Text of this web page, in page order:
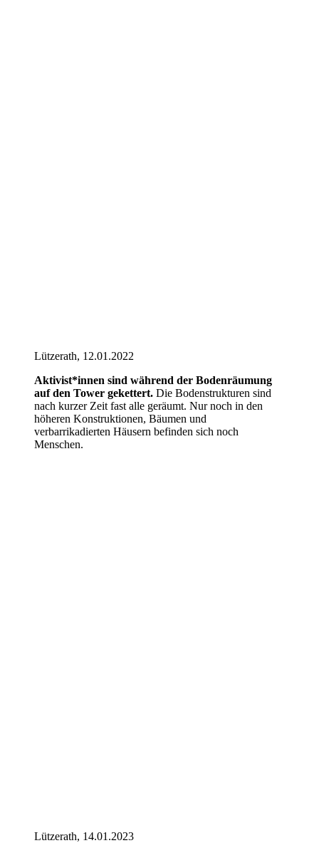
Lützerath, 12.01.2022
Aktivist*innen sind während der Bodenräumung
auf den Tower gekettert. Die Bodenstrukturen sind
nach kurzer Zeit fast alle geräumt. Nur noch in den
höheren Konstruktionen, Bäumen und
verbarrikadierten Häusern befinden sich noch
Menschen.
Lützerath, 14.01.2023